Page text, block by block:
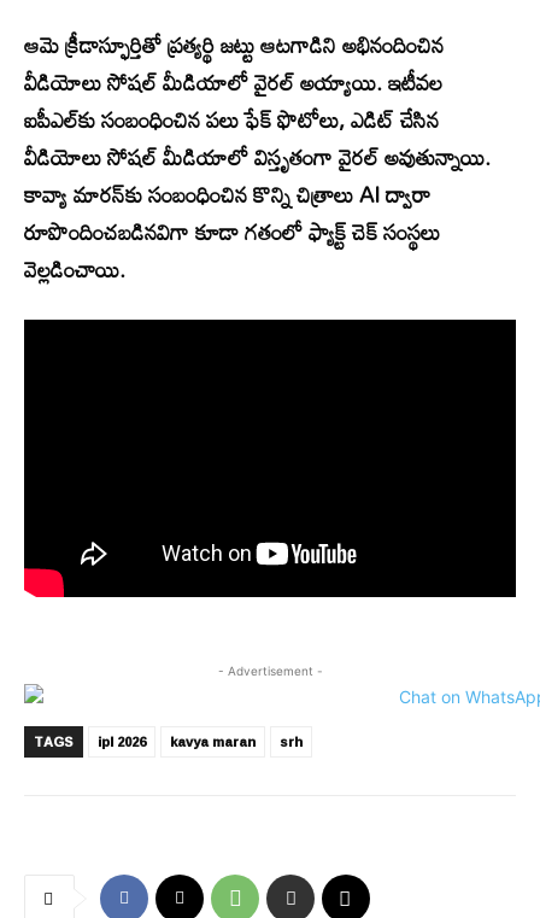
ఆమె క్రీడాస్ఫూర్తితో ప్రత్యర్థి జట్టు ఆటగాడిని అభినందించిన
వీడియోలు సోషల్ మీడియాలో వైరల్ అయ్యాయి. ఇటీవల
ఐపీఎల్‌కు సంబంధించిన పలు ఫేక్ ఫొటోలు, ఎడిట్ చేసిన
వీడియోలు సోషల్ మీడియాలో విస్తృతంగా వైరల్ అవుతున్నాయి.
కావ్యా మారన్‌కు సంబంధించిన కొన్ని చిత్రాలు AI ద్వారా
రూపొందించబడినవిగా కూడా గతంలో ఫ్యాక్ట్ చెక్ సంస్థలు
వెల్లడించాయి.
- Advertisement -
TAGS ipl 2026 kavya maran srh